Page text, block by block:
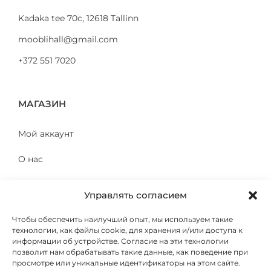
Управлять согласием
Чтобы обеспечить наилучший опыт, мы используем такие
технологии, как файлы cookie, для хранения и/или доступа к
информации об устройстве. Согласие на эти технологии
позволит нам обрабатывать такие данные, как поведение при
просмотре или уникальные идентификаторы на этом сайте.
Kadaka tee 70c, 12618 Tallinn
mooblihall@gmail.com
+372 551 7020
МАГАЗИН
Мой аккаунт
О нас
К КЛИЕНТУ
Политика конфиденциальности